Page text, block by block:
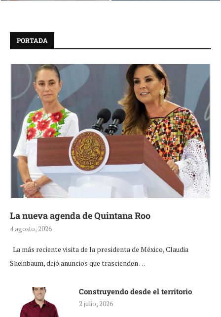
PORTADA
La nueva agenda de Quintana Roo
4 agosto, 2026
La más reciente visita de la presidenta de México, Claudia
Sheinbaum, dejó anuncios que trascienden …
Construyendo desde el territorio
2 julio, 2026